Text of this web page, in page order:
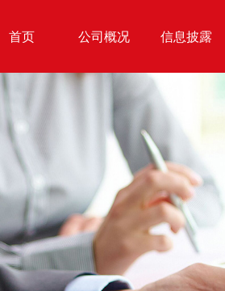
首页 公司概况 信息披露